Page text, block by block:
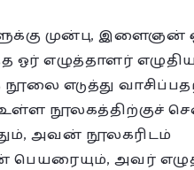
முன்பு, இளைஞன்
ஓர் எழுத்தாளர்
நூலை எடுத்து
நூலகத்திற்குச்
அவன் நூலகரிடம்
பெயரையும், அவர்